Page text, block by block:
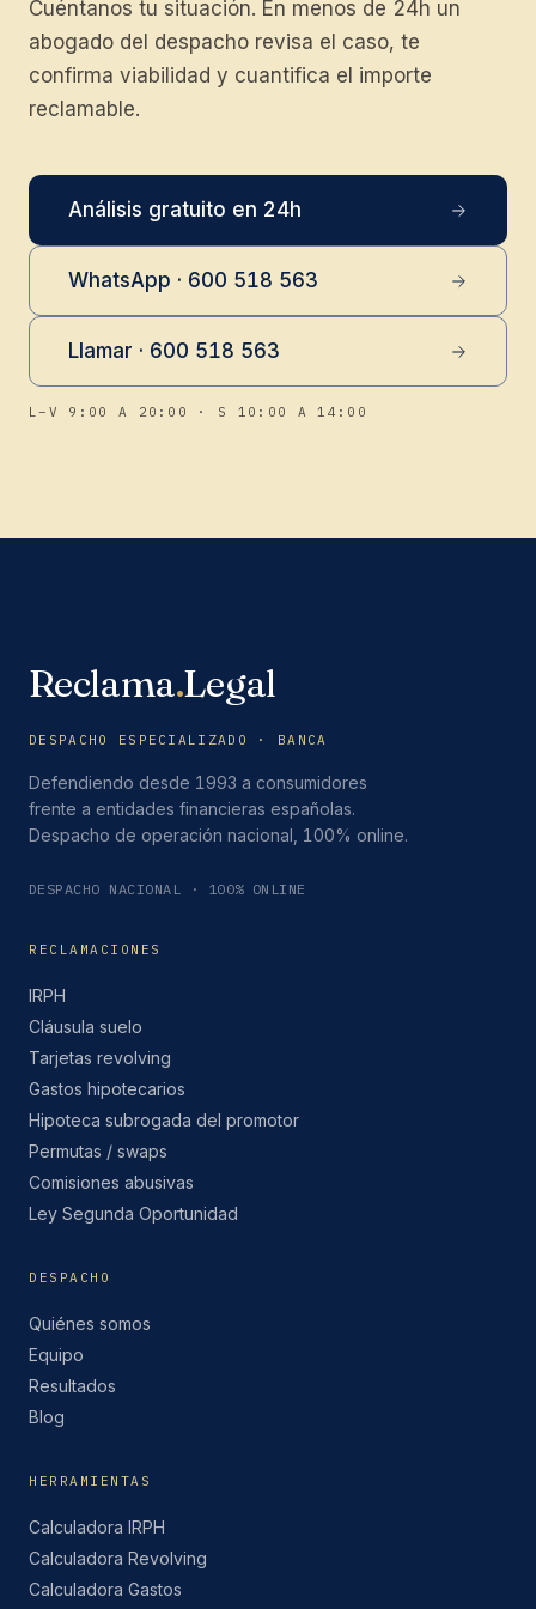
Cuéntanos tu situación. En menos de 24h un
abogado del despacho revisa el caso, te
confirma viabilidad y cuantifica el importe
reclamable.
Análisis gratuito en 24h
WhatsApp · 600 518 563
Llamar · 600 518 563
L–V 9:00 A 20:00 · S 10:00 A 14:00
Reclama.Legal
DESPACHO ESPECIALIZADO · BANCA
Defendiendo desde 1993 a consumidores
frente a entidades financieras españolas.
Despacho de operación nacional, 100% online.
DESPACHO NACIONAL · 100% ONLINE
RECLAMACIONES
IRPH
Cláusula suelo
Tarjetas revolving
Gastos hipotecarios
Hipoteca subrogada del promotor
Permutas / swaps
Comisiones abusivas
Ley Segunda Oportunidad
DESPACHO
Quiénes somos
Equipo
Resultados
Blog
HERRAMIENTAS
Calculadora IRPH
Calculadora Revolving
Calculadora Gastos